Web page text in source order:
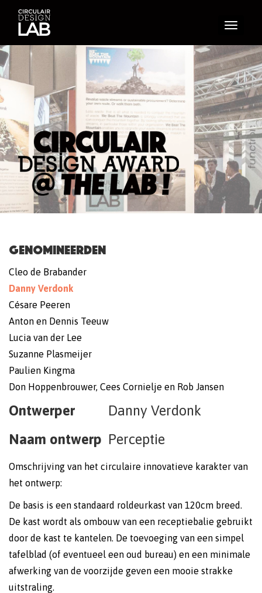
Toggle
Genomineerden
Cleo de Brabander
Danny Verdonk
Césare Peeren
Anton en Dennis Teeuw
Lucia van der Lee
Suzanne Plasmeijer
Paulien Kingma
Don Hoppenbrouwer, Cees Cornielje en Rob Jansen
Ontwerper
Danny Verdonk
Naam ontwerp Perceptie
Omschrijving van het circulaire innovatieve karakter van
het ontwerp:
De basis is een standaard roldeurkast van 120cm breed.
De kast wordt als ombouw van een receptiebalie gebruikt
door de kast te kantelen. De toevoeging van een simpel
tafelblad (of eventueel een oud bureau) en een minimale
afwerking van de voorzijde geven een mooie strakke
uitstraling.